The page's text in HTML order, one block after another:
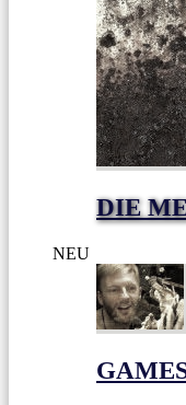
DIE
NEU